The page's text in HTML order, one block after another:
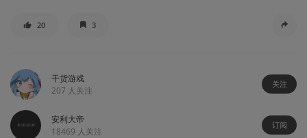
20 3
干货游戏
207 人关注
关注
安利大帝
18469 人关注
订阅